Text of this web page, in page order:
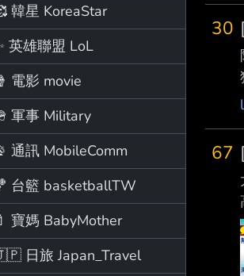
韓星 KoreaStar
英雄聯盟 LoL
電影 movie
軍事 Military
通訊 MobileComm
台籃 basketballTW
寶媽 BabyMother
日旅 Japan_Travel
30
67